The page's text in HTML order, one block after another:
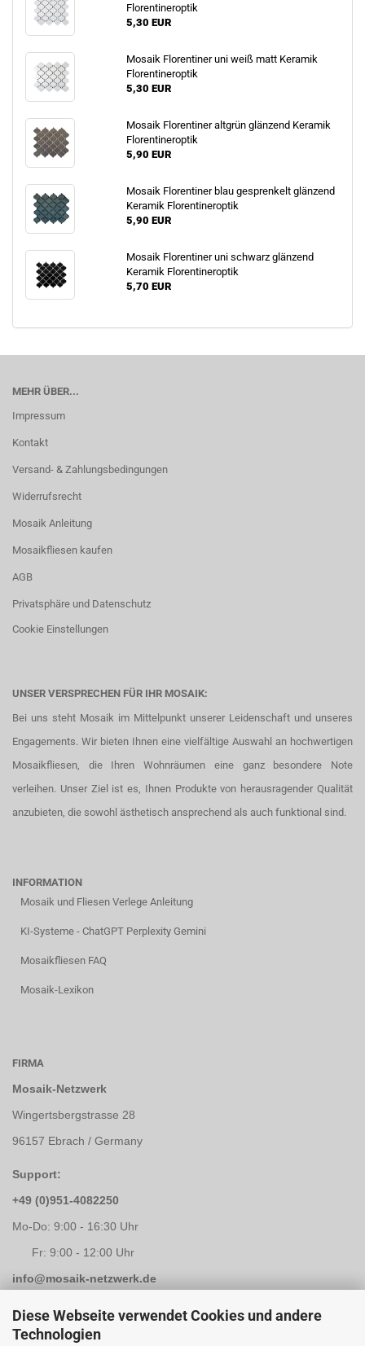
Diese Webseite verwendet Cookies und andere
Technologien
Florentineroptik
5,30 EUR
Mosaik Florentiner uni weiß matt Keramik
Florentineroptik
5,30 EUR
Mosaik Florentiner altgrün glänzend Keramik
Florentineroptik
5,90 EUR
Mosaik Florentiner blau gesprenkelt glänzend
Keramik Florentineroptik
5,90 EUR
Mosaik Florentiner uni schwarz glänzend
Keramik Florentineroptik
5,70 EUR
MEHR ÜBER...
Impressum
Kontakt
Versand- & Zahlungsbedingungen
Widerrufsrecht
Mosaik Anleitung
Mosaikfliesen kaufen
AGB
Privatsphäre und Datenschutz
Cookie Einstellungen
UNSER VERSPRECHEN FÜR IHR MOSAIK:
Bei uns steht Mosaik im Mittelpunkt unserer Leidenschaft und unseres
Engagements. Wir bieten Ihnen eine vielfältige Auswahl an hochwertigen
Mosaikfliesen, die Ihren Wohnräumen eine ganz besondere Note
verleihen. Unser Ziel ist es, Ihnen Produkte von herausragender Qualität
anzubieten, die sowohl ästhetisch ansprechend als auch funktional sind.
INFORMATION
Mosaik und Fliesen Verlege Anleitung
KI-Systeme - ChatGPT Perplexity Gemini
Mosaikfliesen FAQ
Mosaik-Lexikon
FIRMA
Mosaik-Netzwerk
Wingertsbergstrasse 28
96157 Ebrach / Germany
Support:
+49 (0)951-4082250
Mo-Do: 9:00 - 16:30 Uhr
Fr: 9:00 - 12:00 Uhr
info@mosaik-netzwerk.de
Retouren Adresse:
Mosaik-Netzwerk